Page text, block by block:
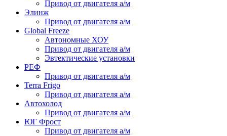
Привод от двигателя а/м
Элинж
Привод от двигателя а/м
Global Freeze
Автономные ХОУ
Привод от двигателя а/м
Эвтектические установки
РЕФ
Привод от двигателя а/м
Terra Frigo
Привод от двигателя а/м
Автохолод
Привод от двигателя а/м
ЮГ Фрост
Привод от двигателя а/м